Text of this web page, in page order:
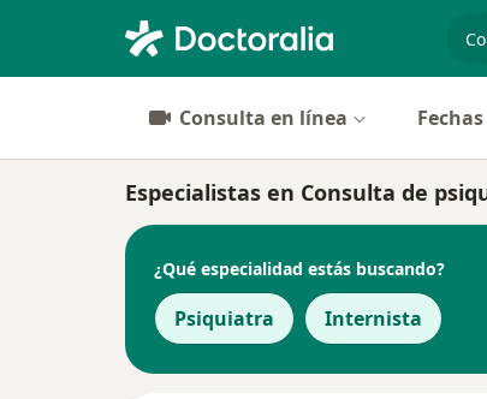
Consulta en línea
Especialistas en Consulta de
¿Qué especialidad estás buscando?
Psiquiatra Internista